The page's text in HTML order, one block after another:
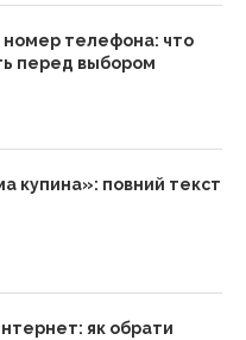
номер телефона: что
перед выбором
купина»: повний текст
як обрати